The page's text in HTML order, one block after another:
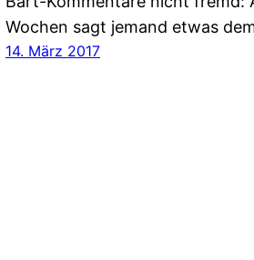
Wochen sagt jemand etwas
14. März 2017